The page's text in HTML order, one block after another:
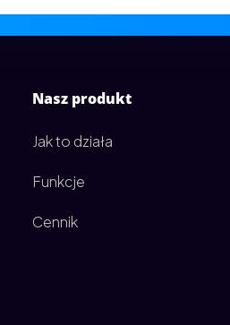
Nasz produkt
Jak to działa
Funkcje
Cennik